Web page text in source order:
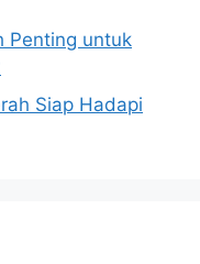
Penting untuk
Siap Hadapi